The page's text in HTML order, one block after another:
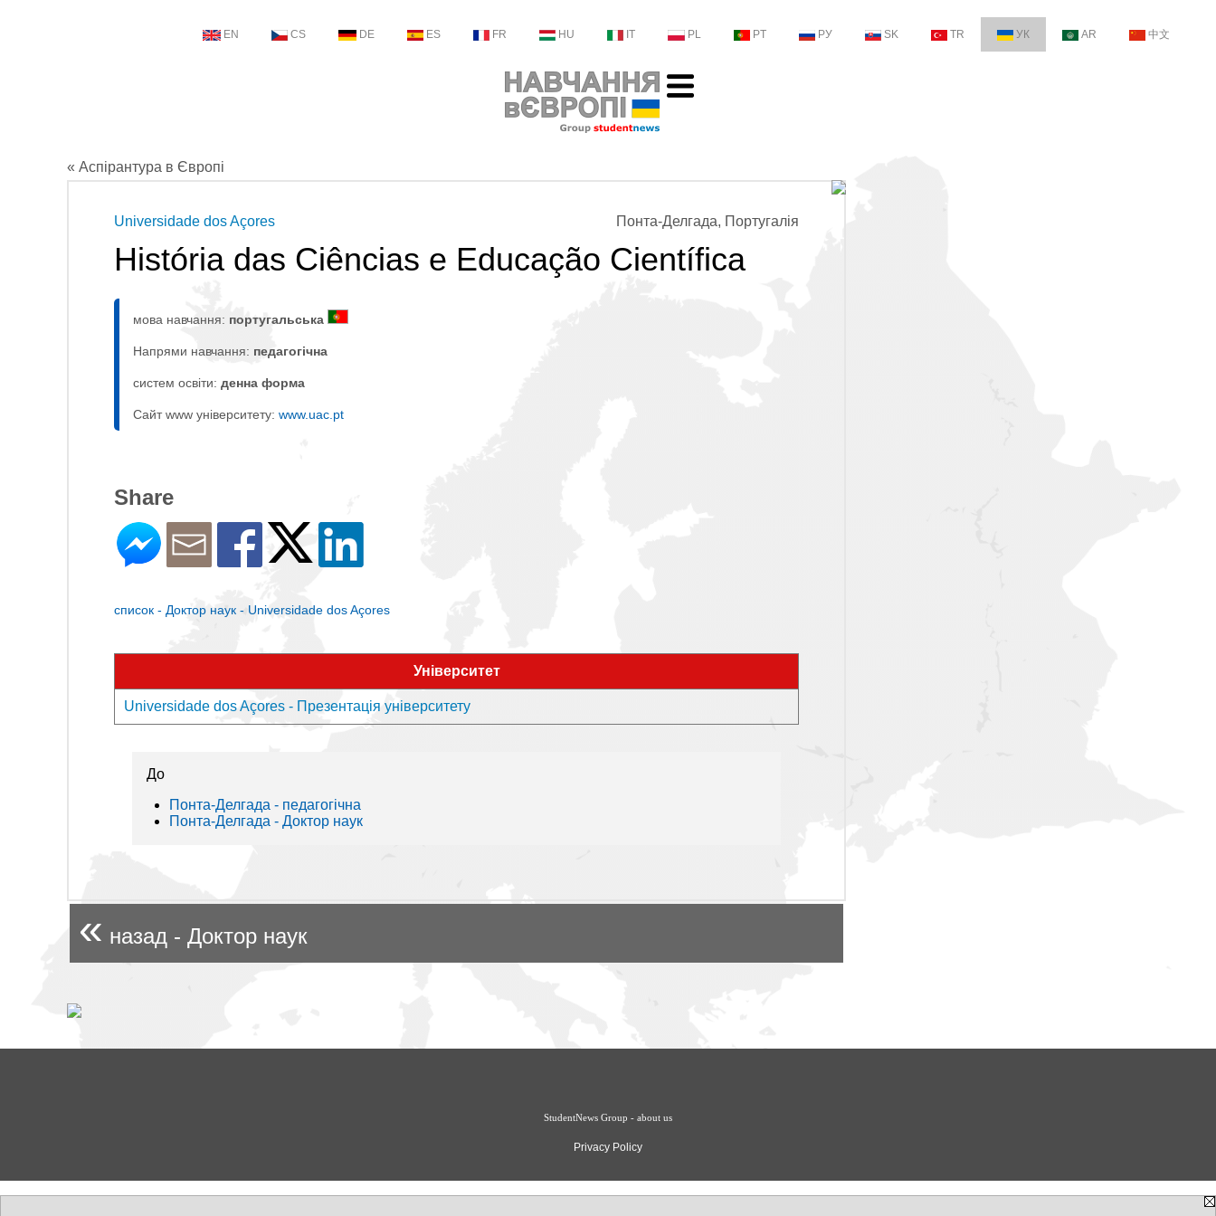
EN CS DE ES FR HU IT PL PT РУ SK TR УК AR 中文
« Аспірантура в Європі
Понта-Делгада, Португалія
Universidade dos Açores
História das Ciências e Educação Científica
мова навчання: португальська
Напрями навчання: педагогічна
систем освіти: денна форма
Сайт www університету: www.uac.pt
Share
список - Доктор наук - Universidade dos Açores
Університет
Universidade dos Açores - Презентація університету
До
Понта-Делгада - педагогічна
Понта-Делгада - Доктор наук
« назад - Доктор наук
StudentNews Group - about us
Privacy Policy